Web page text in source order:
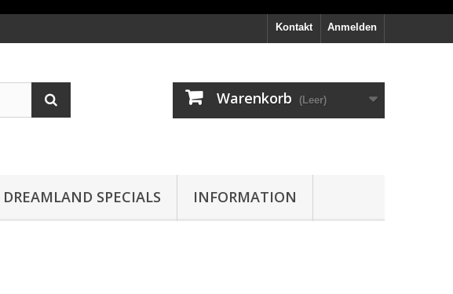
Anmelden
Kontakt
Warenkorb (Leer)
DREAMLAND SPECIALS INFORMATION